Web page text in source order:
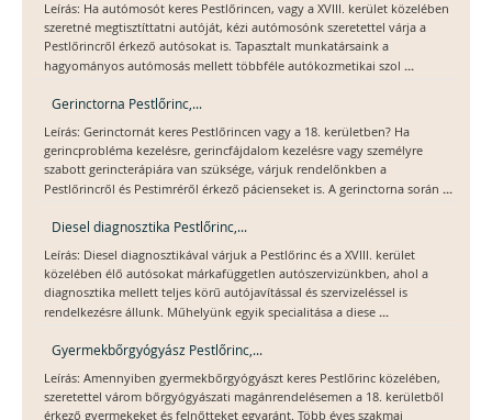
Leírás: Ha autómosót keres Pestlőrincen, vagy a XVIII. kerület közelében
szeretné megtisztíttatni autóját, kézi autómosónk szeretettel várja a
Pestlőrincről érkező autósokat is. Tapasztalt munkatársaink a
hagyományos autómosás mellett többféle autókozmetikai szol ...
Gerinctorna Pestlőrinc,...
Leírás: Gerinctornát keres Pestlőrincen vagy a 18. kerületben? Ha
gerincprobléma kezelésre, gerincfájdalom kezelésre vagy személyre
szabott gerincterápiára van szüksége, várjuk rendelőnkben a
Pestlőrincről és Pestimréről érkező pácienseket is. A gerinctorna során ...
Diesel diagnosztika Pestlőrinc,...
Leírás: Diesel diagnosztikával várjuk a Pestlőrinc és a XVIII. kerület
közelében élő autósokat márkafüggetlen autószervizünkben, ahol a
diagnosztika mellett teljes körű autójavítással és szervizeléssel is
rendelkezésre állunk. Műhelyünk egyik specialitása a diese ...
Gyermekbőrgyógyász Pestlőrinc,...
Leírás: Amennyiben gyermekbőrgyógyászt keres Pestlőrinc közelében,
szeretettel várom bőrgyógyászati magánrendelésemen a 18. kerületből
érkező gyermekeket és felnőtteket egyaránt. Több éves szakmai